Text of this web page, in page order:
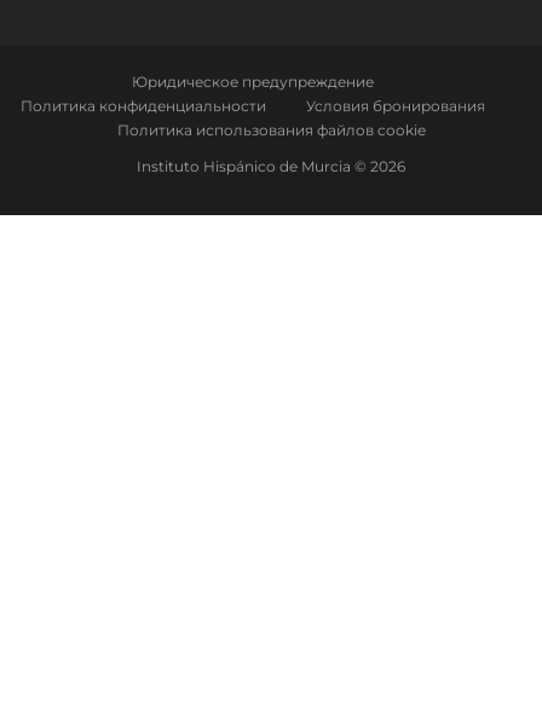
Юридическое предупреждение
Политика конфиденциальности
Условия бронирования
Политика использования файлов cookie
Instituto Hispánico de Murcia © 2026